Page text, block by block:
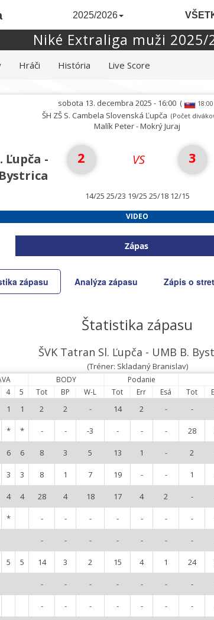
2025/2026
Niké Extraliga muži 2025/
Hráči História Live Score
sobota 13. decembra 2025 - 16:00( 18:00
ŠH ZŠ S. Cambela Slovenská Ľupča (Počet
Malík Peter - Mokrý Juraj
Ľupča -
2 VS 3
14/25 25/23 19/25 25/18 12/15
VIDEO
Zápas
zápasu Analýza zápasu Zápis o
Štatistika zápasu
ŠVK Tatran Sl. Ľupča - UMB B.
(Tréner: Skladaný Branislav)
BODY Podanie
4 5 Tot BP W-L Tot Err Esá Tot
1 1 2 2 - 14 2 - -
* * - - -3 - - - 28
6 6 8 3 5 13 1 - 2
3 3 8 1 7 19 - - 1
4 4 28 4 18 17 4 2 -
* - - - - - - -
- - - - - - -
5 5 14 3 2 15 4 1 24
- - - - - - -
- - - - - - -